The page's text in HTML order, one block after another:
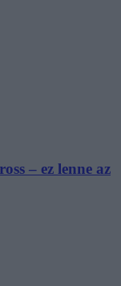
– ez lenne az